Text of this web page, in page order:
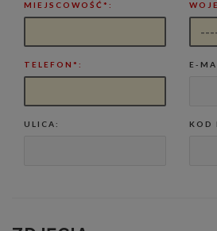
MIEJSCOWOŚĆ*:
TELEFON*: E-
ULICA: KOD